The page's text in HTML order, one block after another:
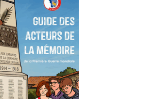
DÉTAILS